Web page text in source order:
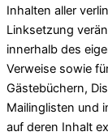
Inhalten aller
Linksetzung
innerhalb des
Verweise sowie
Gästebüchern,
Mailinglisten und
auf deren Inhalt